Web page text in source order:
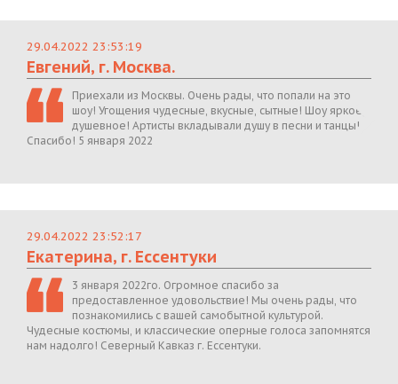
29.04.2022 23:53:19
Евгений, г. Москва.
Приехали из Москвы. Очень рады, что попали на это
шоу! Угощения чудесные, вкусные, сытные! Шоу яркое,
душевное! Артисты вкладывали душу в песни и танцы!
Спасибо! 5 января 2022
29.04.2022 23:52:17
Екатерина, г. Ессентуки
3 января 2022го. Огромное спасибо за
предоставленное удовольствие! Мы очень рады, что
познакомились с вашей самобытной культурой.
Чудесные костюмы, и классические оперные голоса запомнятся
нам надолго! Северный Кавказ г. Ессентуки.